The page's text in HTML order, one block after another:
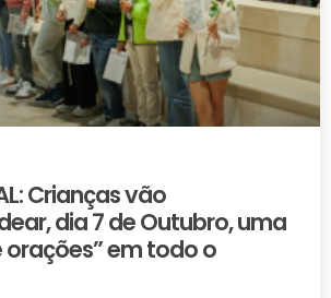
Crianças vão
dia 7 de Outubro, uma
orações” em todo o